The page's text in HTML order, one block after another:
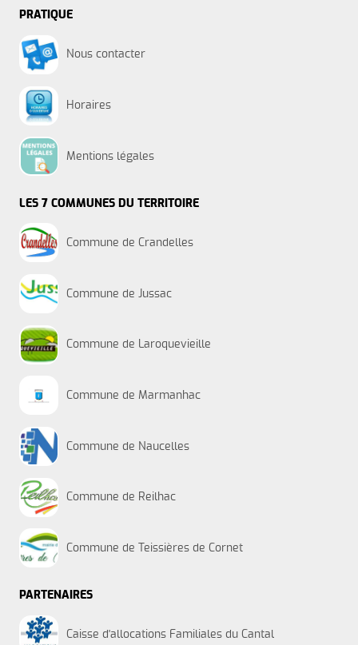
PRATIQUE
Nous contacter
Horaires
Mentions légales
LES 7 COMMUNES DU TERRITOIRE
Commune de Crandelles
Commune de Jussac
Commune de Laroquevieille
Commune de Marmanhac
Commune de Naucelles
Commune de Reilhac
Commune de Teissières de Cornet
PARTENAIRES
Caisse d'allocations Familiales du Cantal